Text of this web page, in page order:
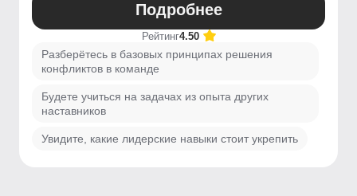
Подробнее
Рейтинг4.50
Разберётесь в базовых принципах решения
конфликтов в команде
Будете учиться на задачах из опыта других
наставников
Увидите, какие лидерские навыки стоит укрепить